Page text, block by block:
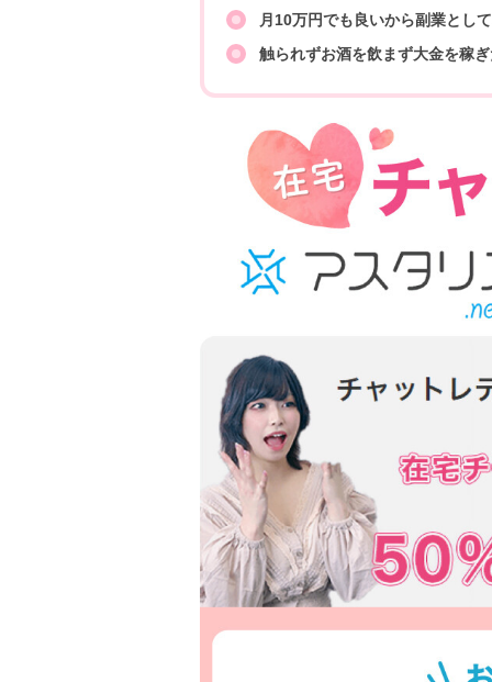
月10万円でも良いから副業とし
触られずお酒を飲まず大金を稼